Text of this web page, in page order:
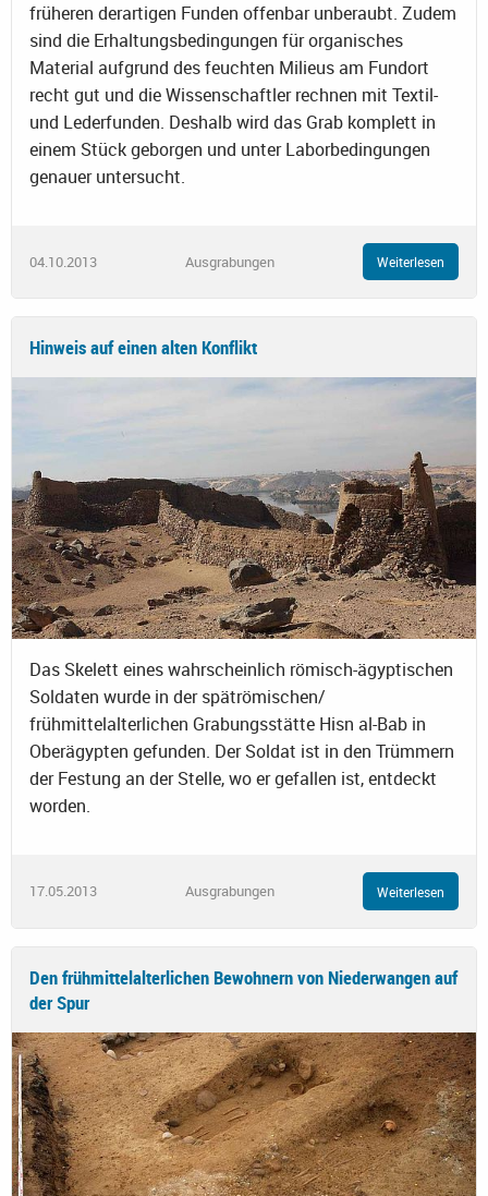
früheren derartigen Funden offenbar unberaubt. Zudem
sind die Erhaltungsbedingungen für organisches
Material aufgrund des feuchten Milieus am Fundort
recht gut und die Wissenschaftler rechnen mit Textil-
und Lederfunden. Deshalb wird das Grab komplett in
einem Stück geborgen und unter Laborbedingungen
genauer untersucht.
04.10.2013 Ausgrabungen Weiterlesen
Hinweis auf einen alten Konflikt
Das Skelett eines wahrscheinlich römisch-ägyptischen
Soldaten wurde in der spätrömischen/
frühmittelalterlichen Grabungsstätte Hisn al-Bab in
Oberägypten gefunden. Der Soldat ist in den Trümmern
der Festung an der Stelle, wo er gefallen ist, entdeckt
worden.
17.05.2013 Ausgrabungen Weiterlesen
Den frühmittelalterlichen Bewohnern von Niederwangen auf
der Spur